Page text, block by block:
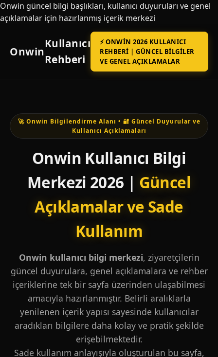
Onwin güncel bilgi başlıkları, kullanıcı duyuruları ve genel
açıklamalar için hazırlanmış içerik merkezi
Onwin
Kullanıcı
Rehberi
⚡ ONWIN 2026 KULLANICI
REHBERI | GÜNCEL BILGILER
VE GENEL AÇIKLAMALAR
🚀 Onwin Bilgilendirme Alanı • 🔐 Güncel Duyurular ve
Kullanıcı Açıklamaları
Onwin Kullanıcı Bilgi
Merkezi 2026 | Güncel
Açıklamalar ve Sade
Kullanım
Onwin kullanıcı bilgi merkezi, ziyaretçilerin
güncel duyurulara, genel açıklamalara ve rehber
içeriklerine tek bir sayfa üzerinden ulaşabilmesi
amacıyla hazırlanmıştır. Belirli aralıklarla
yenilenen içerik yapısı sayesinde kullanıcılar
aradıkları bilgilere daha kolay ve pratik şekilde
erişebilmektedir.
Sade kullanım anlayışıyla oluşturulan bu sayfa,